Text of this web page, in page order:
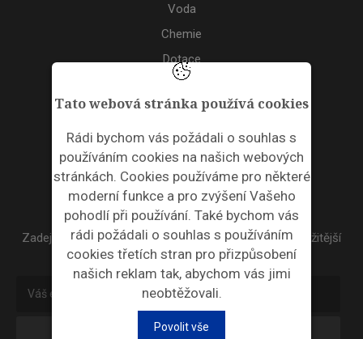
Tato webová stránka používá cookies
Rádi bychom vás požádali o souhlas s
používáním cookies na našich webových
stránkách. Cookies používáme pro některé
moderní funkce a pro zvýšení Vašeho
pohodlí při používání. Také bychom vás
rádi požádali o souhlas s používáním
cookies třetích stran pro přizpůsobení
našich reklam tak, abychom vás jimi
neobtěžovali.
Povolit vše
Voda
Chemie
Dotace
Akce
ODPADNÍ PLASTY
NEWSLETTER
Zadejte váš email a my Vám budeme zasílat ty nejdůležitější
informace, maximálně 1x týdně.
Odebírat